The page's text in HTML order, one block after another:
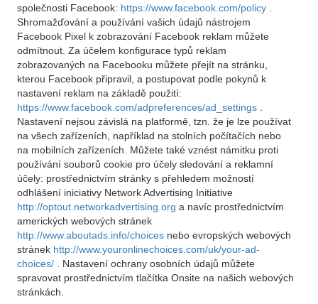
společnosti Facebook: https://www.facebook.com/policy
Shromažďování a používání vašich údajů nástrojem
Facebook Pixel k zobrazování Facebook reklam můžete
odmítnout. Za účelem konfigurace typů reklam
zobrazovaných na Facebooku můžete přejít na stránku,
kterou Facebook připravil, a postupovat podle pokynů k
nastavení reklam na základě použití:
https://www.facebook.com/adpreferences/ad_settings
Nastavení nejsou závislá na platformě, tzn. že je lze používat
na všech zařízeních, například na stolních počítačích nebo
na mobilních zařízeních. Můžete také vznést námitku proti
používání souborů cookie pro účely sledování a reklamní
účely: prostřednictvím stránky s přehledem možností
odhlášení iniciativy Network Advertising Initiative
http://optout.networkadvertising.org a navíc prostřednictvím
amerických webových stránek
http://www.aboutads.info/choices nebo evropských webových
stránek http://www.youronlinechoices.com/uk/your-ad-
choices/
. Nastavení ochrany osobních údajů můžete
spravovat prostřednictvím tlačítka Onsite na našich webových
stránkách.